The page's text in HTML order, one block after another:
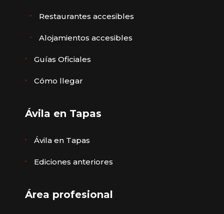
Restaurantes accesibles
Alojamientos accesibles
Guías Oficiales
Cómo llegar
Ávila en Tapas
Ávila en Tapas
Ediciones anteriores
Área profesional